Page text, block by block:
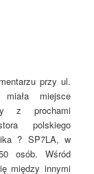
przy ul.
miejsce
z prochami
polskiego
? SP7LA, w
osób. Wśród
między innymi